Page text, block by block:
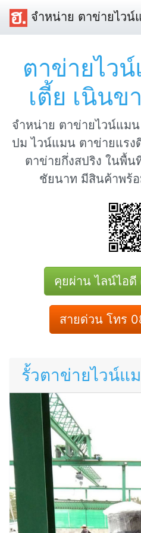
จำหน่าย ตาข่ายไว
ตาข่ายไว
เตี้ย เนิน
จำหน่าย ตาข่ายไวน์แม
ปม ไวน์แมน ตาข่ายแรง
ตาข่ายกึ่งสปริง ในพื้น
ชัยนาท มีสินค้าพร้
คุยผ่าน ไลน์ไอดี
สายด่วน โทร
รั้วตาข่ายไวน์แ